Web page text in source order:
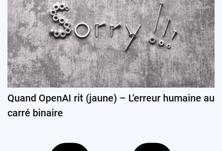
Quand OpenAI rit (jaune) – L’erreur humaine au
carré binaire